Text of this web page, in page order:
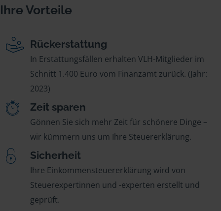
Ihre Vorteile
Rückerstattung
In Erstattungsfällen erhalten VLH-Mitglieder im
Schnitt 1.400 Euro vom Finanzamt zurück. (Jahr:
2023)
Zeit sparen
Gönnen Sie sich mehr Zeit für schönere Dinge –
wir kümmern uns um Ihre Steuererklärung.
Sicherheit
Ihre Einkommensteuererklärung wird von
Steuerexpertinnen und -experten erstellt und
geprüft.